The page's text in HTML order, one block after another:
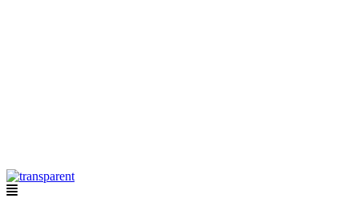
Flyout